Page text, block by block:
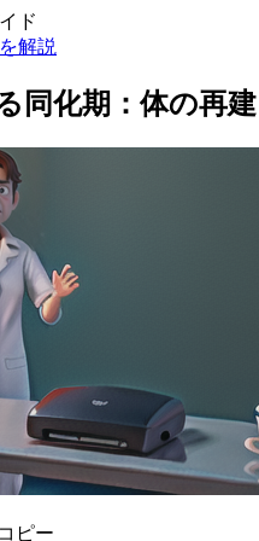
ド
解説
同化期：体の再建
コピー